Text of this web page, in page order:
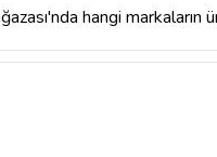
hangi markaların
modaya uygun